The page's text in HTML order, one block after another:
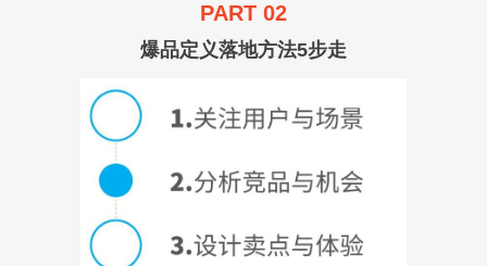
PART 02
爆品定义落地方法5步走